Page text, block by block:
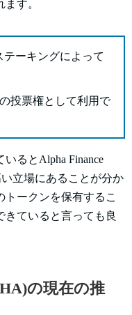
ます。
テーキングによって
投票権として利用で
るとAlpha Finance
立場にあることが分か
トークンを保有するこ
きていると言っても良
の現在の推